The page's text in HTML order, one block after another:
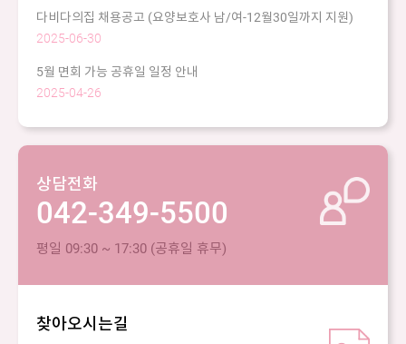
다비다의집 채용공고 (요양보호사 남/여-12월30일까지 지원)
2025-06-30
5월 면회 가능 공휴일 일정 안내
2025-04-26
상담전화
042-349-5500
평일 09:30 ~ 17:30 (공휴일 휴무)
찾아오시는길